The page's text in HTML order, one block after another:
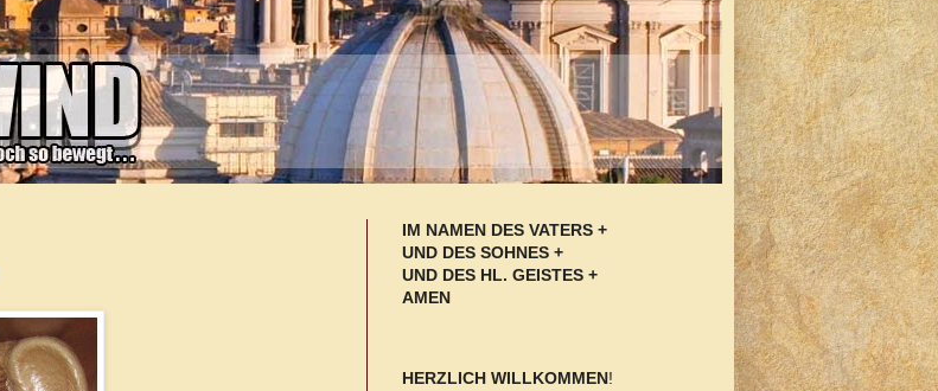
IM NAMEN DES VATERS +
UND DES SOHNES +
UND DES HL. GEISTES +
AMEN
HERZLICH WILLKOMMEN!